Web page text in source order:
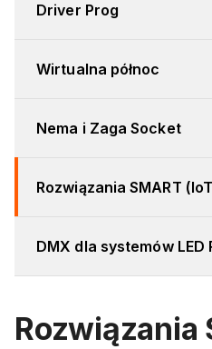
Driver Prog
Wirtualna północ
Nema i Zaga Socket
Rozwiązania SMART
DMX dla systemów LED
Rozwiązania